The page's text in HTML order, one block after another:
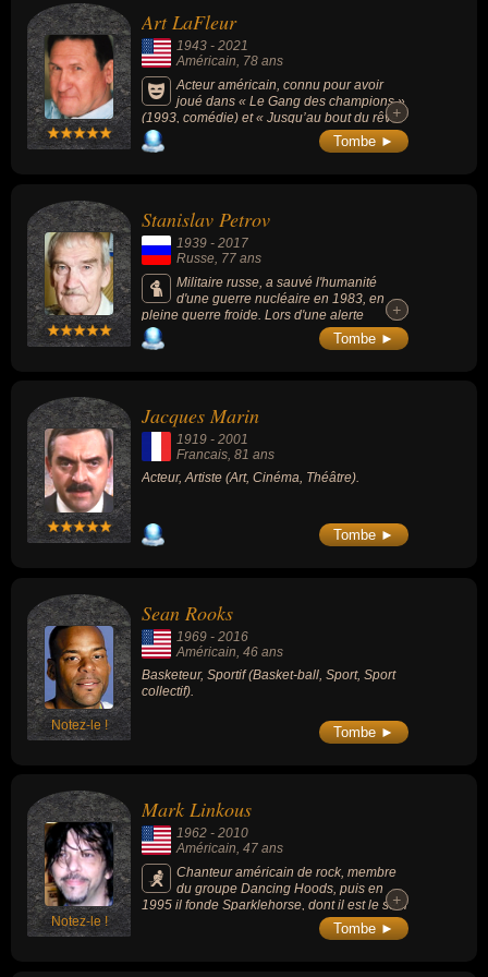
On), The Doors (Runnin' Blue), Paul Young
(Now I Know What Made Otis Blue), Magma
(Otis) ou Jay-Z (Otis).
Art LaFleur
1943 - 2021
Américain, 78 ans
Acteur américain, connu pour avoir
joué dans « Le Gang des champions »
(1993, comédie) et « Jusqu’au bout du rêve
» (1989, comédie dramatique, avec Kevin
Costner).
+
+
Tombe ►
Stanislav Petrov
1939 - 2017
Russe , 77 ans
Militaire russe, a sauvé l'humanité
d'une guerre nucléaire en 1983, en
pleine guerre froide. Lors d'une alerte
déclenchée par les satellites de surveillance
soviétiques, il n'a pas riposté contre les faux
l'incident ne fut rendu public qu'en 1998.
+
+
Tombe ►
Jacques Marin
1919 - 2001
Francais, 81 ans
Acteur, Artiste (Art, Cinéma, Théâtre).
Tombe ►
Notez-le !
Sean Rooks
1969 - 2016
Américain, 46 ans
Basketeur, Sportif (Basket-ball, Sport, Sport
collectif).
Tombe ►
Notez-le !
Mark Linkous
1962 - 2010
Américain, 47 ans
Chanteur américain de rock, membre
du groupe Dancing Hoods, puis en
1995 il fonde Sparklehorse, dont il est le seul
membre permanent. Parmi ses chansons les
plus connues : « Daddy's Gone » (2010), «
+
+
Tombe ►